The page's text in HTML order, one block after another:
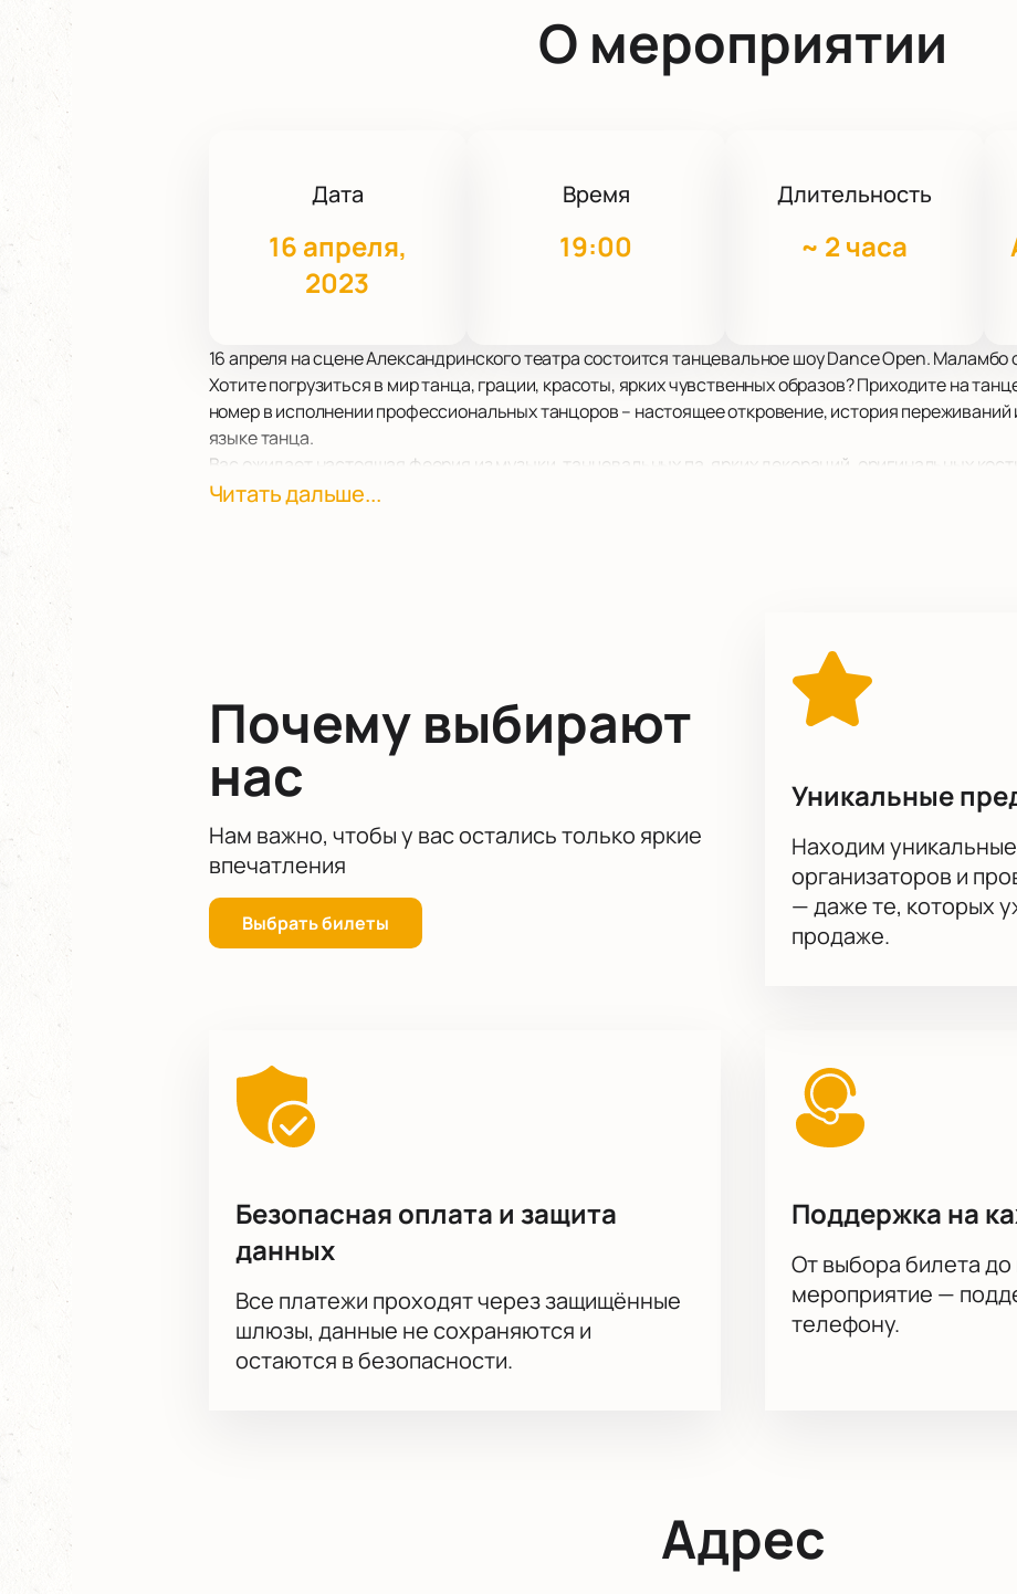
О мероприятии
Дата
16 апреля,
2023
Время
19:00
Длительность
~ 2 часа
16 апреля на сцене Александринского театра состоится танцевальное шоу Dance Open. Маламбо
Хотите погрузиться в мир танца, грации, красоты, ярких чувственных образов? Приходите на
номер в исполнении профессиональных танцоров – настоящее откровение, история переживаний
языке танца.
Вас ожидает настоящая феерия из музыки, танцевальных па, ярких декораций, оригинальных
Участники программы – лауреаты престижных фестивалей, конкурсов и танцевальных проектов.
Читать дальше...
Почему выбирают
нас
Нам важно, чтобы у вас остались только яркие
впечатления
Выбрать билеты
Уникальные
Находим
организаторов и
— даже те, которых
продаже.
Безопасная оплата и защита
данных
Все платежи проходят через защищённые
шлюзы, данные не сохраняются и
остаются в безопасности.
Поддержка на
От выбора билета до
мероприятие —
телефону.
Адрес